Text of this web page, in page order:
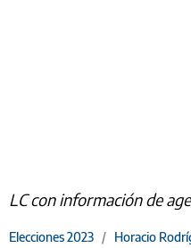
LC con información de
Elecciones 2023 / Horacio